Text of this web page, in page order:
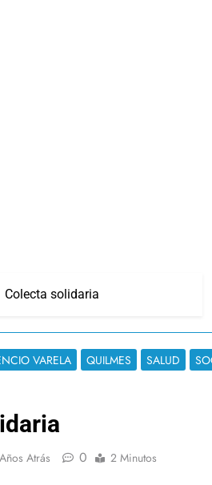
Colecta solidaria
VARELA QUILMES SALUD
Atrás 0 2 Minutos